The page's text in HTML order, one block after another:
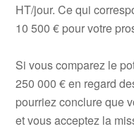
HT/jour. Ce qui
10 500 € pour votre
Si vous comparez le
250 000 € en regard
pourriez conclure que
et vous acceptez la